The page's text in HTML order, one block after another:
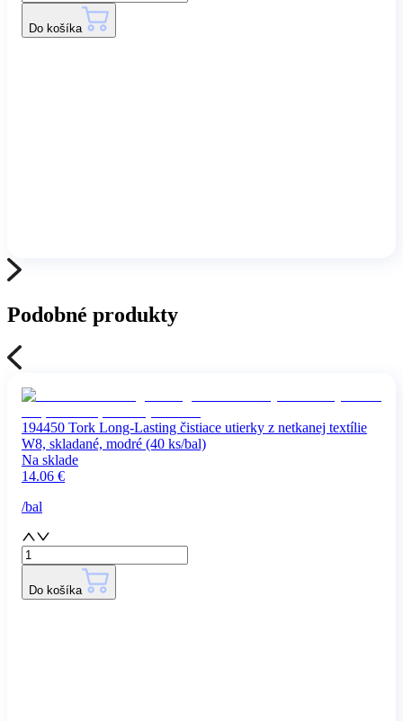
Do košíka
Podobné produkty
194450 Tork Long-Lasting čistiace utierky z netkanej textílie
W8, skladané, modré (40 ks/bal)
Na sklade
14.06 €
/bal
Do košíka